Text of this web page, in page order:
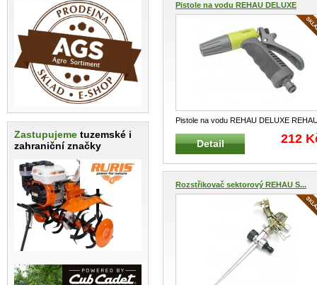
Zastupujeme tuzemské i
zahraniční značky
Pistole na vodu REHAU DELUXE
Pistole na vodu REHAU DELUXE
247218 Velmi kvalitní a luxusn
...
Detail 212
Rozstřikovač sektorový REHAU S...